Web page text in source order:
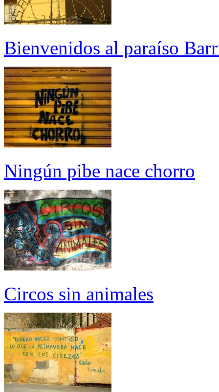
Bienvenidos al paraíso
Ningún pibe nace chorro
Circos sin animales